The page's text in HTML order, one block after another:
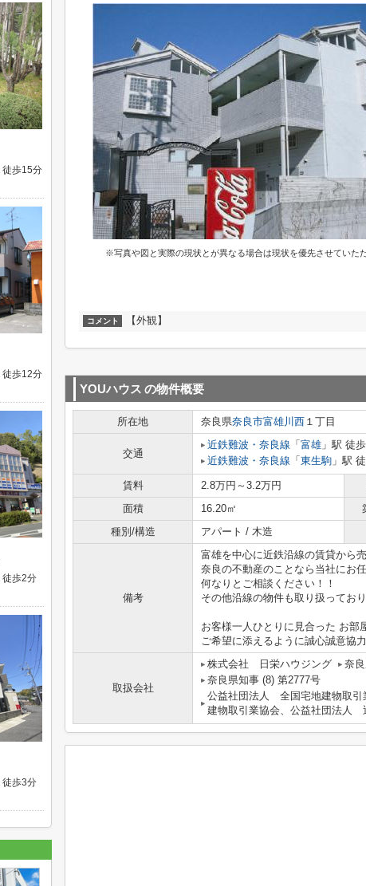
※写真や図と実際の現状とが異なる場合は現状を優先させていた
コメント 【外観】
YOUハウス の物件概要
所在地 奈良県奈良市富雄川西 １丁目
交通
近鉄難波・奈良線 「 富雄 」駅 徒
近鉄難波・奈良線 「 東生駒 」駅
賃料 2.8万円～3.2万円
面積
16.20㎡
種別/構造
アパート / 木造
備考
富雄を中心に近鉄沿線の賃貸から
奈良の不動産のことなら当社にお任
何なりとご相談ください！！
その他沿線の物件も取り扱っており
お客様一人ひとりに見合った お部
ご希望に添えるように誠心誠意協
取扱会社
株式会社 日栄ハウジング 奈
奈良県知事 (8) 第2777号
公益社団法人 全国宅地建物取
建物取引業協会、公益社団法人
徒歩15分
徒歩12分
徒歩2分
徒歩3分